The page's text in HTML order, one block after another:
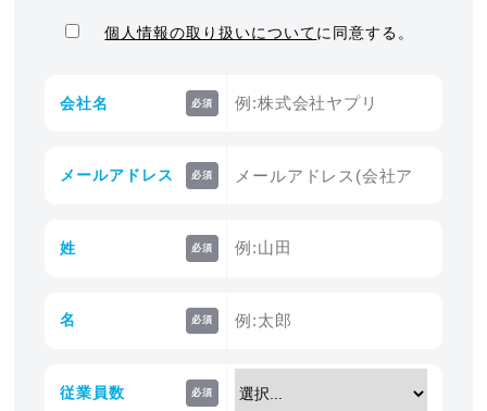
個人情報の取り扱いについてに同意する。
会社名 必須
メールアドレス 必須
姓 必須
名 必須
従業員数 必須